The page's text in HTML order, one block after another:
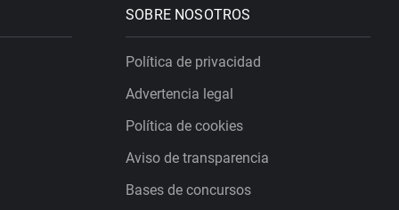
SOBRE NOSOTROS
Política de privacidad
Advertencia legal
Política de cookies
Aviso de transparencia
Bases de concursos